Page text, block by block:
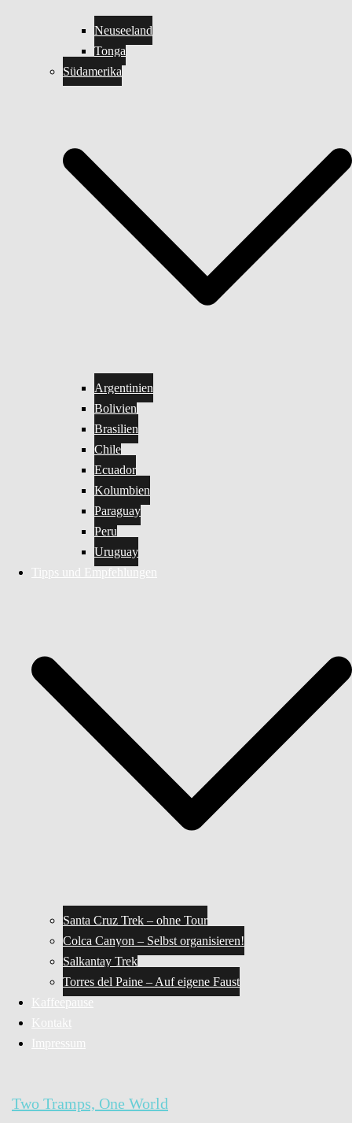
Neuseeland
Tonga
Südamerika
Argentinien
Bolivien
Brasilien
Chile
Ecuador
Kolumbien
Paraguay
Peru
Uruguay
Tipps und Empfehlungen
Santa Cruz Trek – ohne Tour
Colca Canyon – Selbst organisieren!
Salkantay Trek
Torres del Paine – Auf eigene Faust
Kaffeepause
Kontakt
Impressum
Two Tramps, One World